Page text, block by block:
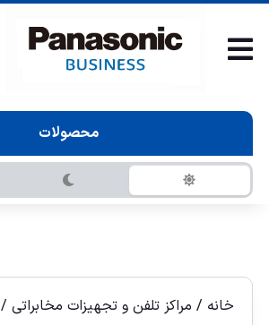
محصولات
خانه / مراکز تلفن و تجهیزات مخابراتی/